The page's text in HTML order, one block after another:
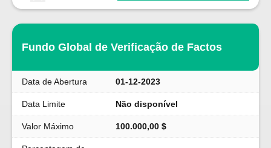
Fundo Global de Verificação de Factos
Data de Abertura 01-12-2023
Data Limite Não disponível
Valor Máximo 100.000,00 $